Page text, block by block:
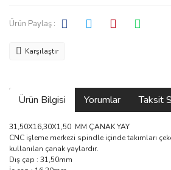
Ürün Paylaş :
Karşılaştır
Ürün Bilgisi Yorumlar Taksit
31,50X16,30X1,50 MM ÇANAK YAY
CNC işleme merkezi spindle içinde takımları
kullanılan çanak yaylardır.
Dış çap : 31,50mm